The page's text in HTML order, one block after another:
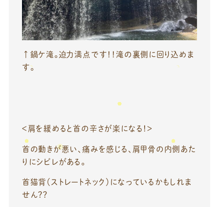
↑鍋ケ滝。迫力満点です！！滝の裏側に回り込めま
す。
＜肩を緩めると首の辛さが楽になる！＞
首の動きが悪い、痛みを感じる、肩甲骨の内側あた
りにシビレがある。
首猫背（ストレートネック）になっているかもしれま
せん？？